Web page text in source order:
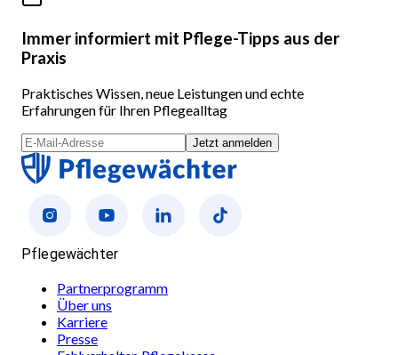
Immer informiert mit Pflege-Tipps aus der
Praxis
Praktisches Wissen, neue Leistungen und echte
Erfahrungen für Ihren Pflegealltag
Jetzt anmelden
Pflegewächter
Partnerprogramm
Über uns
Karriere
Presse